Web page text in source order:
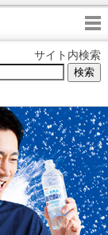
サイト内検索
検索